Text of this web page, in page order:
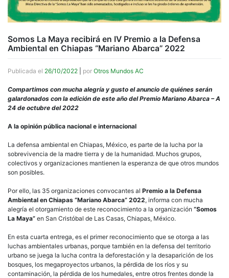
Somos La Maya recibirá en IV Premio a la Defensa
Ambiental en Chiapas “Mariano Abarca” 2022
Publicada el 26/10/2022 por Otros Mundos AC
Compartimos con mucha alegría y gusto el anuncio de quiénes serán
galardonados con la edición de este año del Premio Mariano Abarca – A
24 de octubre del 2022
A la opinión pública nacional e internacional
La defensa ambiental en Chiapas, México, es parte de la lucha por la
sobrevivencia de la madre tierra y de la humanidad. Muchos grupos,
colectivos y organizaciones mantienen la esperanza de que otros mundos
son posibles.
Por ello, las 35 organizaciones convocantes al Premio a la Defensa
Ambiental en Chiapas “Mariano Abarca” 2022, informa con mucha
alegría el otorgamiento de este reconocimiento a la organización “Somos
La Maya” en San Cristóbal de Las Casas, Chiapas, México.
En esta cuarta entrega, es el primer reconocimiento que se otorga a las
luchas ambientales urbanas, porque también en la defensa del territorio
urbano se juega la lucha contra la deforestación y la desaparición de los
bosques, los megaproyectos urbanos, la pérdida de los ríos y su
contaminación, la pérdida de los humedales, entre otros frentes donde la